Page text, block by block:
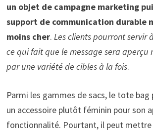
un objet de campagne marketing
support de communication durable
moins cher. Les clients pourront servir
ce qui fait que le message sera aperçu
par une variété de cibles à la fois.
Parmi les gammes de sacs, le tote
un accessoire plutôt féminin pour son
fonctionnalité. Pourtant, il peut mettre